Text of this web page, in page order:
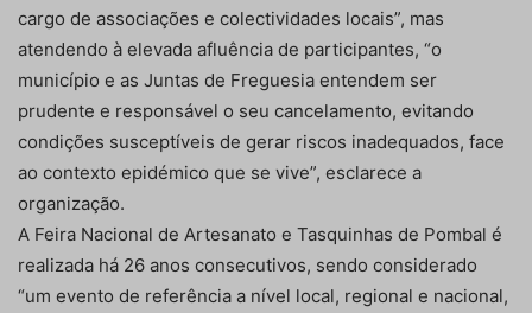
cargo de associações e colectividades locais”, mas
atendendo à elevada afluência de participantes, “o
município e as Juntas de Freguesia entendem ser
prudente e responsável o seu cancelamento, evitando
condições susceptíveis de gerar riscos inadequados, face
ao contexto epidémico que se vive”, esclarece a
organização.
A Feira Nacional de Artesanato e Tasquinhas de Pombal é
realizada há 26 anos consecutivos, sendo considerado
“um evento de referência a nível local, regional e nacional,